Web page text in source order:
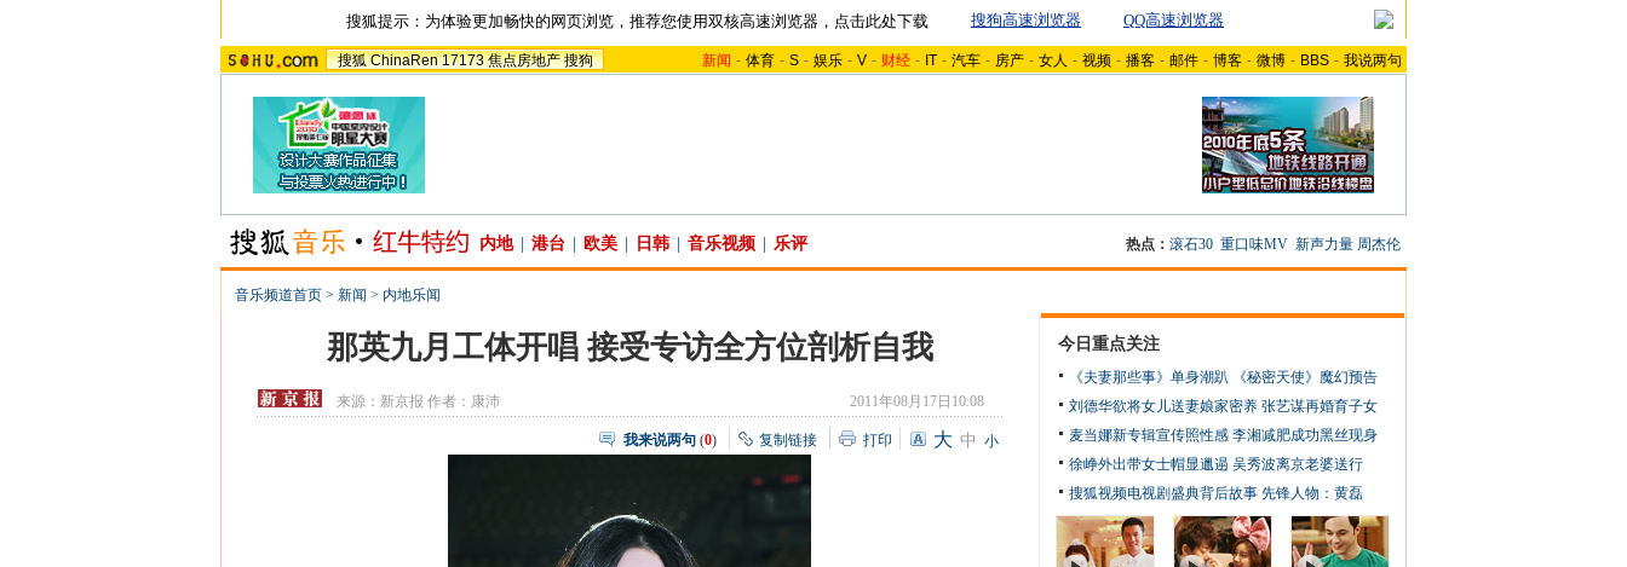
搜狐提示：为体验更加畅快的网页浏览，推荐您使用双核高速浏览器，点击此处下载 搜狗高速浏览器 QQ高速浏览器
搜狐 ChinaRen 17173 焦点房地产 搜狗 新闻 - 体育 - S - 娱乐 - V - 财经 - IT - 汽车 - 房产 - 女人 - 视频 - 播客 - 邮件 - 博客 - 微博 - BBS - 我说两句
内地 港台 欧美 日韩 音乐视频 乐评 热点： 滚石30 重口味MV 新声力量 周杰伦
音乐频道首页 > 新闻 > 内地乐闻
那英九月工体开唱 接受专访全方位剖析自我
来源： 新京报 作者：康沛 2011年08月17日10:08
我来说两句 (0) 复制链接 打印 大 中 小
今日重点关注
《夫妻那些事》单身潮趴
《秘密天使》魔幻预告
刘德华欲将女儿送妻娘家密养 张艺谋再婚育子女
麦当娜新专辑宣传照性感 李湘减肥成功黑丝现身
徐峥外出带女士帽显邋遢 吴秀波离京老婆送行
搜狐视频电视剧盛典背后故事 先锋人物：黄磊